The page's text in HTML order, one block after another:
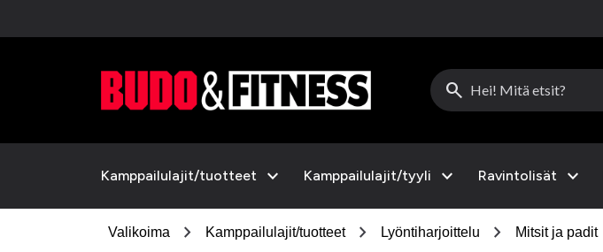
search
Kamppailulajit/tuotteet expand_more Kamppailulajit/tyyli expand_more Ravintolisät expand_more
Valikoima chevron_right Kamppailulajit/tuotteet chevron_right Lyöntiharjoittelu chevron_right Mitsit ja padit